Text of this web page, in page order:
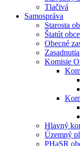
Tlačivá
Samospráva
Starosta
Štatút obce
Obecné
Komisie
Hlavný
Územný
PHaSR